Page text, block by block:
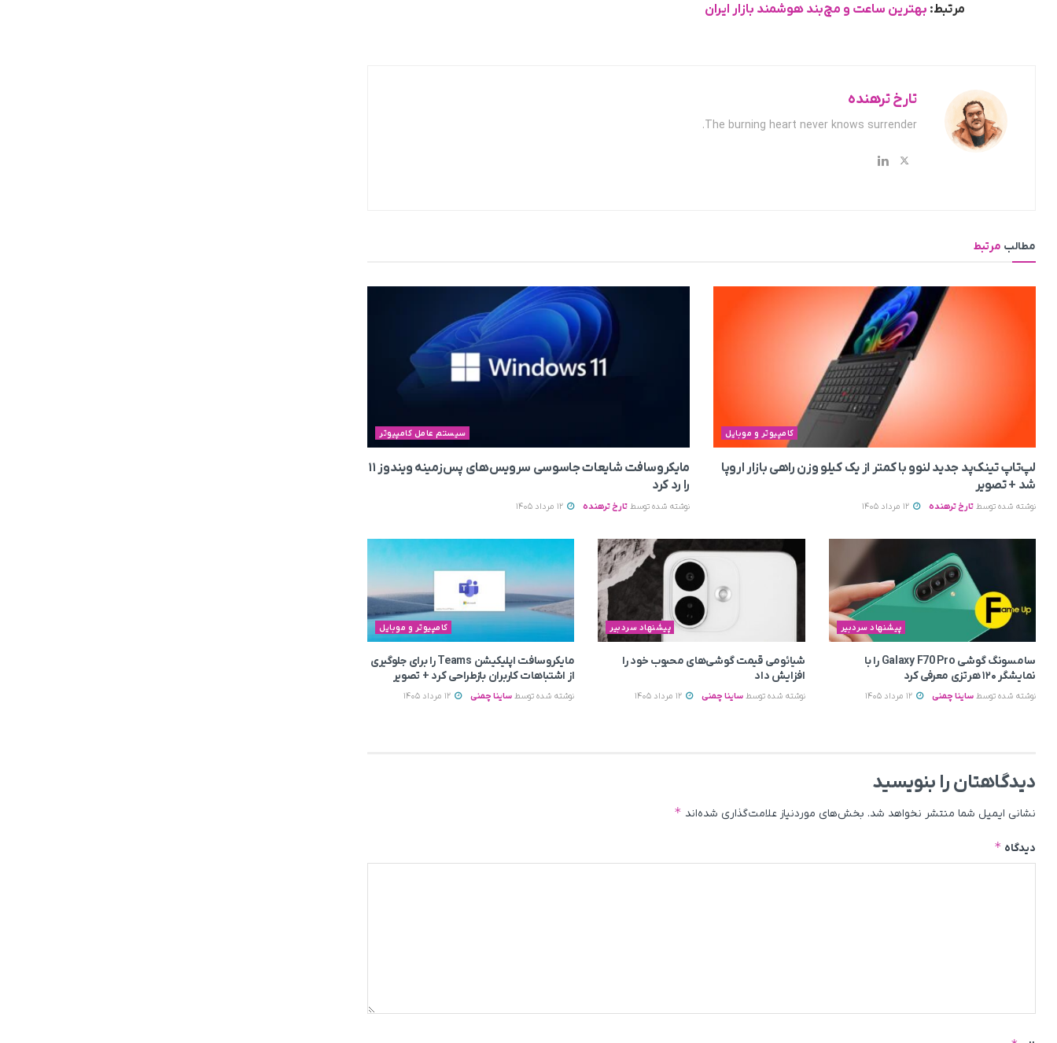
مرتبط: بهترین ساعت و مچ‌بند هوشمند بازار ایران
تارخ ترهنده
The burning heart never knows surrender.
مطالب مرتبط
کامپیوتر و موبایل
لپ‌تاپ تینک‌پد جدید لنوو با کمتر از یک کیلو وزن راهی بازار اروپا
شد + تصویر
نوشته شده توسط تارخ ترهنده
سیستم عامل کامپیوتر
مایکروسافت شایعات جاسوسی سرویس‌های پس‌زمینه ویندوز ۱۱
را رد کرد
نوشته شده توسط تارخ ترهنده
پیشنهاد سردبیر
سامسونگ گوشی Galaxy F70 Pro را با
نمایشگر ۱۲۰ هرتزی معرفی کرد
نوشته شده توسط ساینا چمنی
پیشنهاد سردبیر
شیائومی قیمت گوشی‌های محبوب خود را
افزایش داد
نوشته شده توسط ساینا چمنی 12 مرداد 1405
کامپیوتر و موبایل
مایکروسافت اپلیکیشن Teams را برای جلوگیری
از اشتباهات کاربران بازطراحی کرد + تصویر
نوشته شده توسط ساینا چمنی
دیدگاهتان را بنویسید
نشانی ایمیل شما منتشر نخواهد شد. بخش‌های موردنیاز علامت‌گذاری شده‌اند *
دیدگاه *